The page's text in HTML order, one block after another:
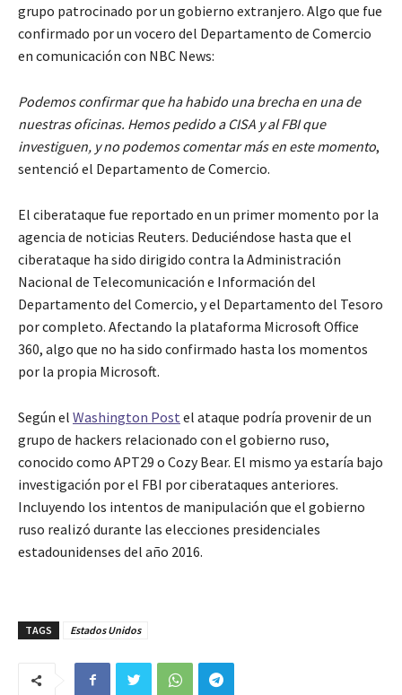
grupo patrocinado por un gobierno extranjero. Algo que fue
confirmado por un vocero del Departamento de Comercio
en comunicación con NBC News:
Podemos confirmar que ha habido una brecha en una de
nuestras oficinas. Hemos pedido a CISA y al FBI que
investiguen, y no podemos comentar más en este momento,
sentenció el Departamento de Comercio.
El ciberataque fue reportado en un primer momento por la
agencia de noticias Reuters. Deduciéndose hasta que el
ciberataque ha sido dirigido contra la Administración
Nacional de Telecomunicación e Información del
Departamento del Comercio, y el Departamento del Tesoro
por completo. Afectando la plataforma Microsoft Office
360, algo que no ha sido confirmado hasta los momentos
por la propia Microsoft.
Según el Washington Post el ataque podría provenir de un
grupo de hackers relacionado con el gobierno ruso,
conocido como APT29 o Cozy Bear. El mismo ya estaría bajo
investigación por el FBI por ciberataques anteriores.
Incluyendo los intentos de manipulación que el gobierno
ruso realizó durante las elecciones presidenciales
estadounidenses del año 2016.
TAGS Estados Unidos